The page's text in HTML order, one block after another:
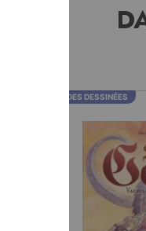
BANDES DESSINÉES